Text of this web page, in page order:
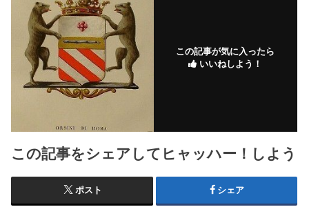
この記事が気に入ったら
いいねしよう！
この記事をシェアしてヒャッハー！しよう
ポスト シェア